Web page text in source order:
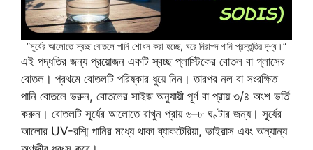
“সূর্যের আলোতে স্বচ্ছ বোতলে পানি শোধন করা হচ্ছে, ঘরে নিরাপদ পানি প্রস্তুতির দৃশ্য।”
এই পদ্ধতির জন্য প্রয়োজন একটি স্বচ্ছ প্লাস্টিকের বোতল বা গ্লাসের
বোতল। প্রথমে বোতলটি পরিষ্কার ধুয়ে নিন। তারপর নল বা সংরক্ষিত
পানি বোতলে ভরুন, বোতলের সাইজ অনুযায়ী পূর্ণ বা প্রায় ৩/৪ অংশ ভর্তি
করুন। বোতলটি সূর্যের আলোতে রাখুন প্রায় ৬–৮ ঘণ্টার জন্য। সূর্যের
আলোর UV-রশ্মি পানির মধ্যে থাকা ব্যাকটেরিয়া, ভাইরাস এবং অন্যান্য